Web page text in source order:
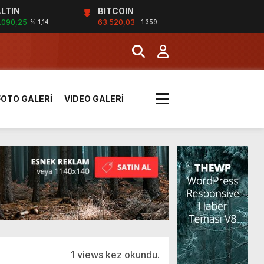
% 1,14
BITCOIN
63.520,03 -1.359
sırada
kazaya neden oldu
paylaştı
GALERİ VIDEO GALERİ
1 views kez okundu.